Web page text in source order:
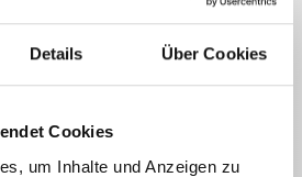
Details Über Cookies
Cookies
um Inhalte und Anzeigen zu
Angaben